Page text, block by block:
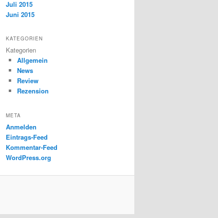
Juli 2015
Juni 2015
KATEGORIEN
Kategorien
Allgemein
News
Review
Rezension
META
Anmelden
Eintrags-Feed
Kommentar-Feed
WordPress.org